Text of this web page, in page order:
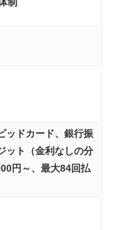
ッドカード、銀行振
ット（金利なしの分
円～、最大84回払